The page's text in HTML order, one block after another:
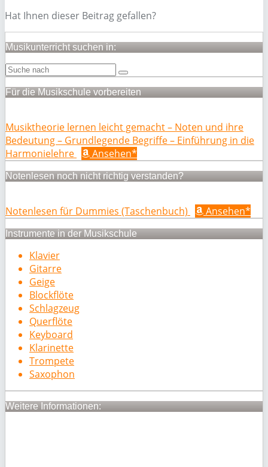
Hat Ihnen dieser Beitrag gefallen?
Musikunterricht suchen in:
Für die Musikschule vorbereiten
Musiktheorie lernen leicht gemacht – Noten und ihre
Bedeutung – Grundlegende Begriffe – Einführung in die
Harmonielehre
Ansehen*
Notenlesen noch nicht richtig verstanden?
Notenlesen für Dummies (Taschenbuch) Ansehen*
Instrumente in der Musikschule
Klavier
Gitarre
Geige
Blockflöte
Schlagzeug
Querflöte
Keyboard
Klarinette
Trompete
Saxophon
Weitere Informationen: